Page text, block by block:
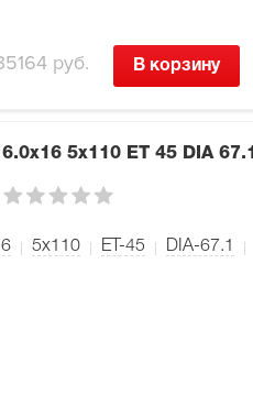
руб. В корзину
6.0x16 5x110 ET 45 DIA 67.1
5x110 ET-45 DIA-67.1